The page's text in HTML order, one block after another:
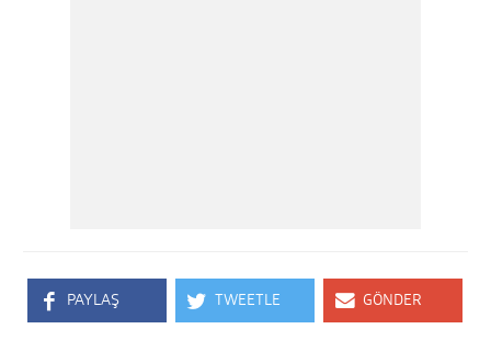
PAYLAŞ TWEETLE GÖNDER